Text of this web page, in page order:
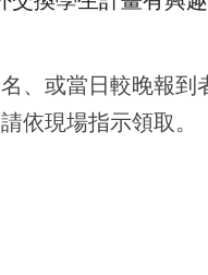
、或當日較晚報
依現場指示領取。